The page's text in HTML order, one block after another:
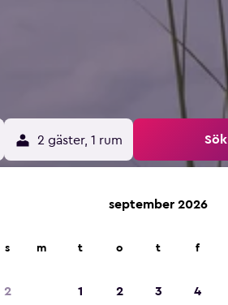
2 gäster, 1 rum Sök
s
2
september 2026
m t o t f
1 2 3 4